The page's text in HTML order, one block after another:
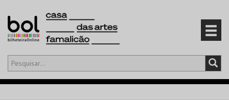
Olá,iniciar sessão